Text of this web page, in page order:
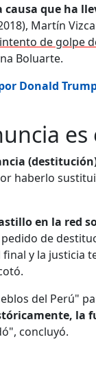
que ha
Martín
de golpe
Boluarte.
Donald
haberlo
en la red
de
y la justicia
del Perú"
la
concluyó.